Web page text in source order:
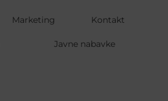
Marketing Kontakt
Javne nabavke